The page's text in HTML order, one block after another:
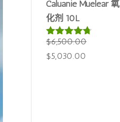
Caluanie Muelear 氧
化剂 10L
评分4.60
&sol; 5
$6,500.00
原
$5,030.00